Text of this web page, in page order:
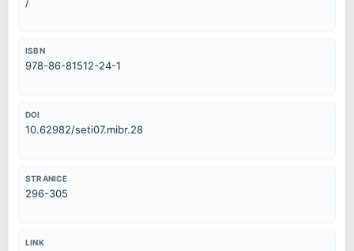
ISBN
978-86-81512-24-1
DOI
10.62982/seti07.mibr.28
STRANICE
296-305
LINK